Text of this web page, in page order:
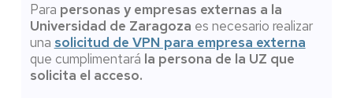
Para personas y empresas externas a la
Universidad de Zaragoza es necesario realizar
una solicitud de VPN para empresa externa
que cumplimentará la persona de la UZ que
solicita el acceso.